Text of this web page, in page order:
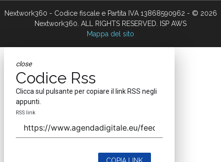
Nextwork360 - Codice fiscale e Partita IVA 13868590962 - © 2026
Nextwork360. ALL RIGHTS RESERVED. ISP AWS
Mappa del sito
close
Codice Rss
Clicca sul pulsante per copiare il link RSS negli
appunti.
RSS link